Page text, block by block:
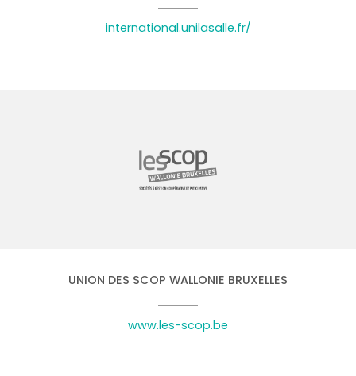
international.unilasalle.fr/
UNION DES SCOP WALLONIE BRUXELLES
www.les-scop.be